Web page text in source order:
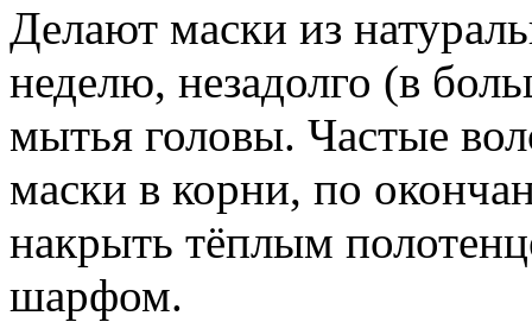
Делают маски из
неделю, незадолго (в
мытья головы. Частые
маски в корни, по
накрыть тёплым
шарфом.